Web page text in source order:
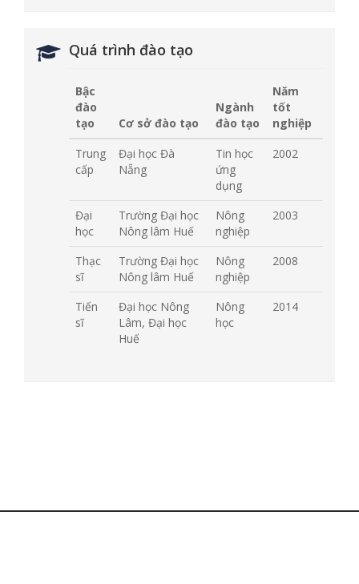
Quá trình đào tạo
Bậc
đào
tạo
Cơ sở đào tạo
Ngành
đào tạo
Năm
tốt
nghiệp
Trung
cấp
Đại học Đà
Nẵng
Tin học
ứng
dụng
2002
Đại
học
Trường Đại học
Nông lâm Huế
Nông
nghiệp
2003
Thạc
sĩ
Trường Đại học
Nông lâm Huế
Nông
nghiệp
2008
Tiến
sĩ
Đại học Nông
Lâm, Đại học
Huế
Nông
học
2014